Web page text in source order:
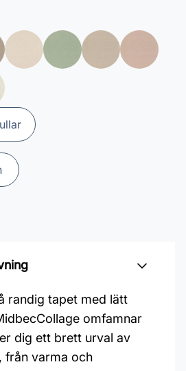
randig tapet med lätt
omfamnar
dig ett brett urval av
från varma och